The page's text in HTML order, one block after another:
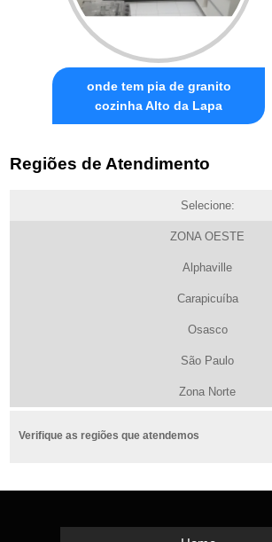
onde tem pia de granito
cozinha Alto da Lapa
Regiões de Atendimento
Selecione:
ZONA OESTE
Alphaville
Carapicuíba
Osasco
São Paulo
Zona Norte
Verifique as regiões que atendemos